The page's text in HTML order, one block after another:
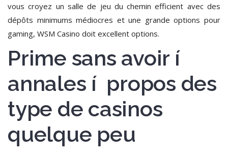
vous croyez un salle de jeu du chemin efficient avec des
dépôts minimums médiocres et une grande options pour
gaming, WSM Casino doit excellent options.
Prime sans avoir í
annales í propos des
type de casinos
quelque peu